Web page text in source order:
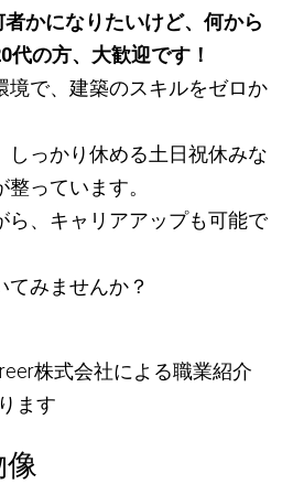
者かになりたいけど、何から
の方、大歓迎です！
境で、建築のスキルをゼロか
しっかり休める土日祝休みな
っています。
ら、キャリアアップも可能で
てみませんか？
株式会社による職業紹介
ます